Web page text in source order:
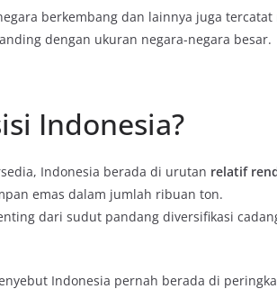
berkembang dan lainnya juga
dengan ukuran negara-negara besar.
Indonesia?
Indonesia berada di urutan relatif
emas dalam jumlah ribuan ton.
dari sudut pandang diversifikasi
Indonesia pernah berada di